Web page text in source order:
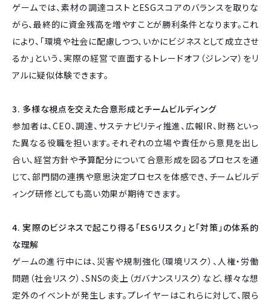
ゲームでは、素材の調達コストとESGスコアのバランスを取りな
がら、最終的に資金残高を増やすことが勝利条件となります。これ
により、「環境や社会に配慮しつつ、いかにビジネスとして成立させ
るか」という、実際の経営で直面するトレードオフ（ジレンマ）をリ
アルに疑似体験できます。
3. 多様な視点を交えた合意形成とチームビルディング
参加者は、CEO、調達、サステナビリティ推進、広報IR、財務といっ
た異なる役職を担います。それぞれの立場や責任から意見を出し
合い、経営方針や予算配分について合意形成を図るプロセスを通
じて、部門間の連携や意思決定プロセスを体感でき、チームビルデ
ィング研修としても高い効果が期待できます。
4. 実際のビジネスで起こり得る「ESGリスク」と「対策」の体系的
な理解
ゲームの進行中には、災害や規制強化（環境リスク）、人権・労働
問題（社会リスク）、SNSの炎上（ガバナンスリスク）など、様々な想
定外のイベントが発生します。プレイヤーはこれらに対して、限ら